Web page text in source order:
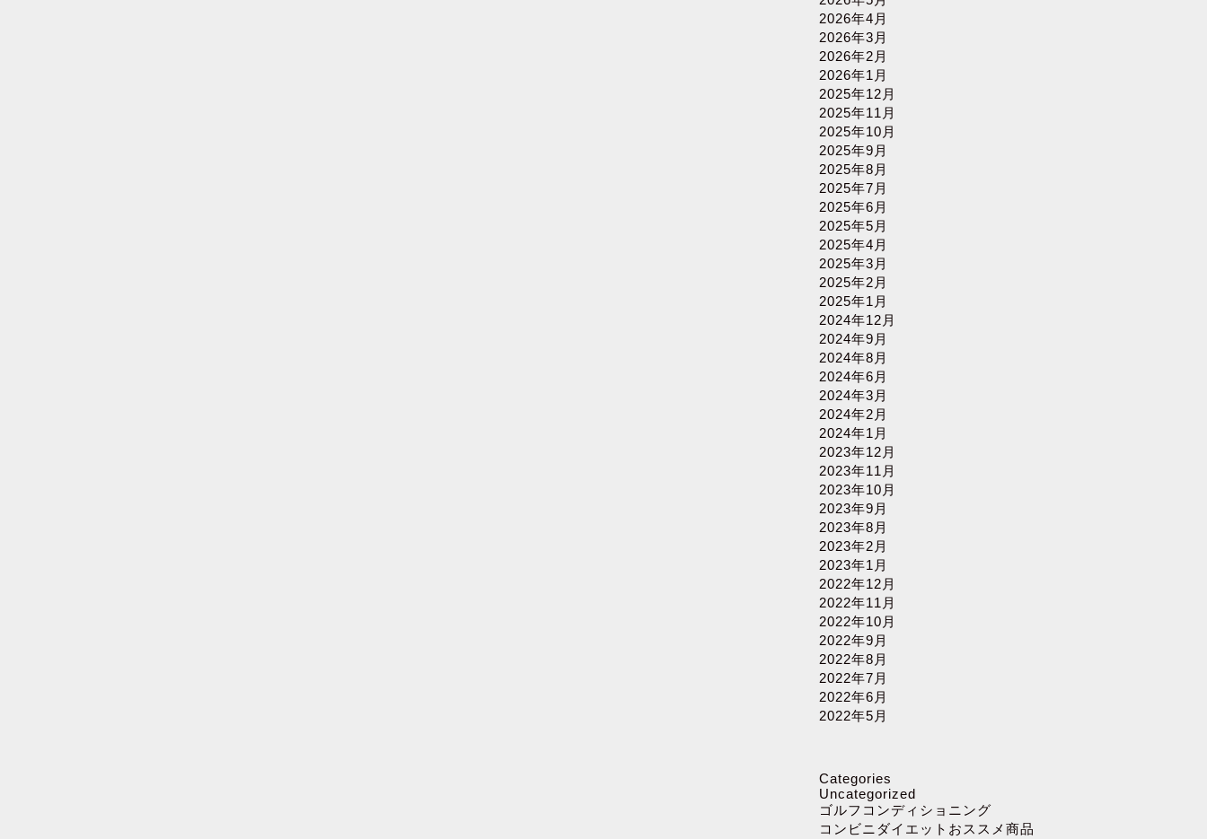
2026年4月
2026年3月
2026年2月
2026年1月
2025年12月
2025年11月
2025年10月
2025年9月
2025年8月
2025年7月
2025年6月
2025年5月
2025年4月
2025年3月
2025年2月
2025年1月
2024年12月
2024年9月
2024年8月
2024年6月
2024年3月
2024年2月
2024年1月
2023年12月
2023年11月
2023年10月
2023年9月
2023年8月
2023年2月
2023年1月
2022年12月
2022年11月
2022年10月
2022年9月
2022年8月
2022年7月
2022年6月
2022年5月
Categories
Uncategorized
ゴルフコンディショニング
コンビニダイエットおススメ商品